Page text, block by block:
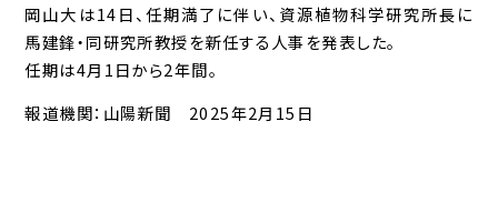
岡山大は14日、任期満了に伴い、資源植物科学研究所長に
馬建鋒・同研究所教授を新任する人事を発表した。
任期は4月1日から2年間。
報道機関：山陽新聞 2025年2月15日